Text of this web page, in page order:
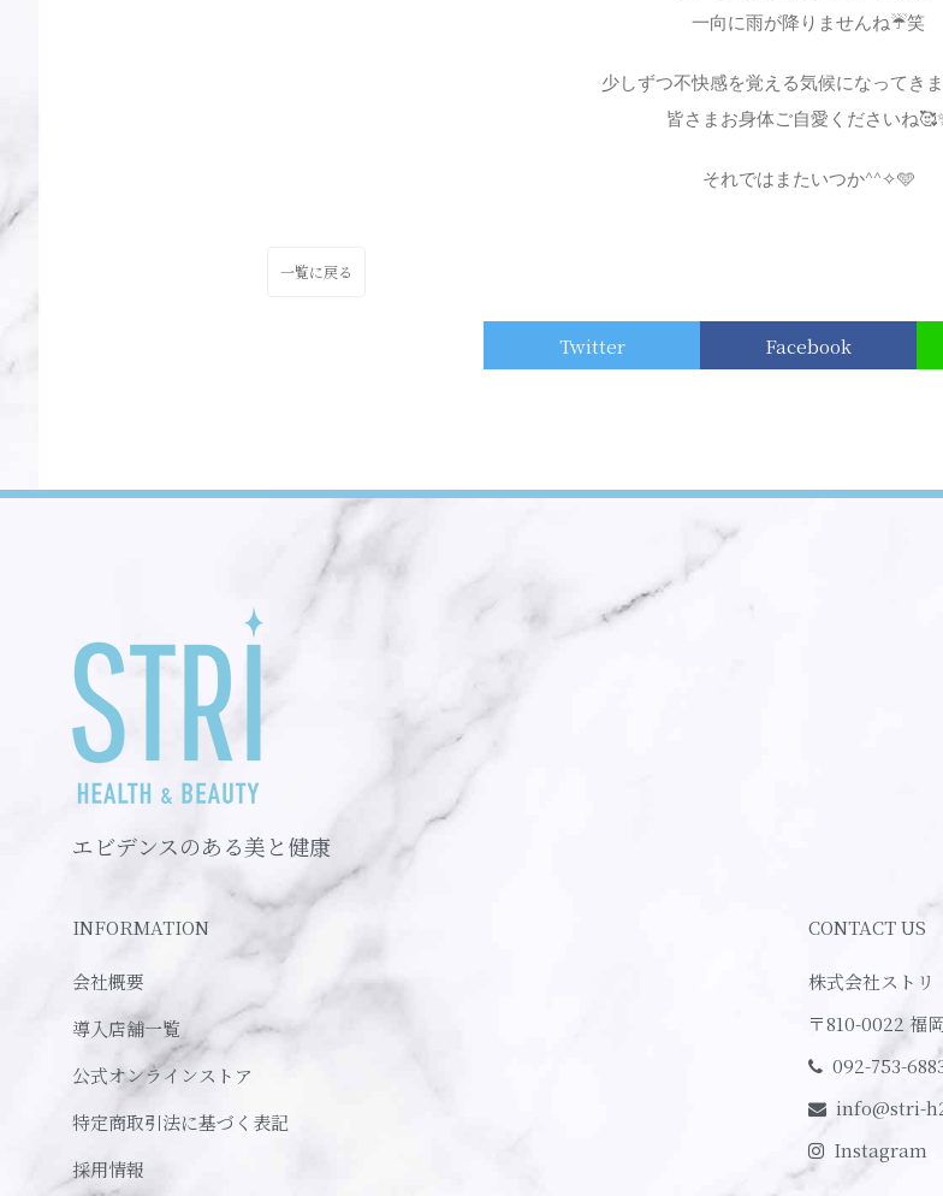
一向に雨が降りませんね☔笑
少しずつ不快感を覚える気候になってきま
皆さまお身体ご自愛くださいね
それではまたいつか^^✧🩵
一覧に戻る
Twitter Facebook
エビデンスのある美と健康
INFORMATION
会社概要
導入店舗一覧
公式オンラインストア
特定商取引法に基づく表記
採用情報
CONTACT US
株式会社ストリ
〒810-0022 福
092-753-
info@stri-
Instagram